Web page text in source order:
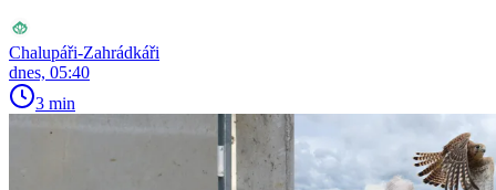
Chalupáři-Zahrádkáři
dnes, 05:40
3 min